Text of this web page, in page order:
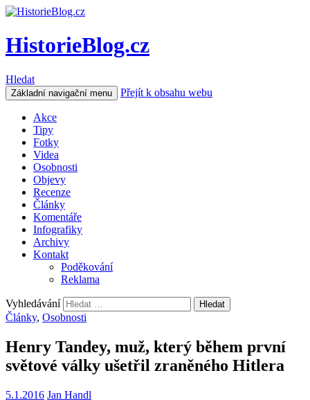
HistorieBlog.cz
Hledat
Základní navigační menu Přejít k obsahu webu
Akce
Tipy
Fotky
Videa
Osobnosti
Objevy
Recenze
Články
Komentáře
Infografiky
Archivy
Kontakt
Poděkování
Reklama
Vyhledávání
Články, Osobnosti
Henry Tandey, muž, který během první
světové války ušetřil zraněného Hitlera
5.1.2016 Jan Handl